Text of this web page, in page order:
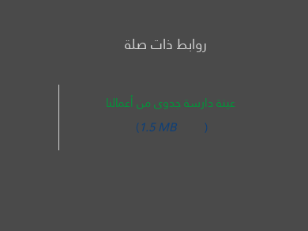
عينة دارسة جدوى من أعمالنا
(1.5 MB )
روابط ذات صلة